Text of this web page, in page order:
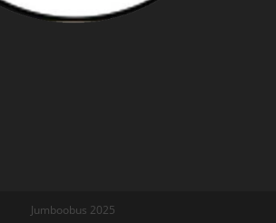
Jumboobus 2025